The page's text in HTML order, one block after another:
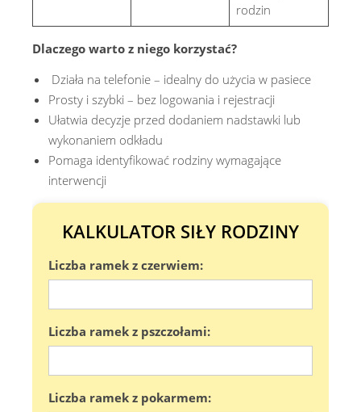
rodzin
Dlaczego warto z niego korzystać?
Działa na telefonie – idealny do użycia w pasiece
Prosty i szybki – bez logowania i rejestracji
Ułatwia decyzje przed dodaniem nadstawki lub
wykonaniem odkładu
Pomaga identyfikować rodziny wymagające
interwencji
KALKULATOR SIŁY RODZINY
Liczba ramek z czerwiem:
Liczba ramek z pszczołami:
Liczba ramek z pokarmem: